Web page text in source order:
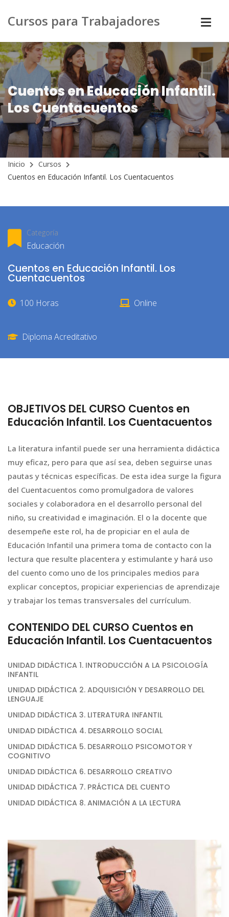
Cursos para Trabajadores
Cuentos en Educación Infantil.
Los Cuentacuentos
Inicio
Cursos
Cuentos en Educación Infantil. Los Cuentacuentos
Categoría
Educación
Cuentos en Educación Infantil. Los
Cuentacuentos
100 Horas Online
Diploma Acreditativo
OBJETIVOS DEL CURSO Cuentos en
Educación Infantil. Los Cuentacuentos
La literatura infantil puede ser una herramienta didáctica
muy eficaz, pero para que así sea, deben seguirse unas
pautas y técnicas específicas. De esta idea surge la figura
del Cuentacuentos como promulgadora de valores
sociales y colaboradora en el desarrollo personal del
niño, su creatividad e imaginación. El o la docente que
desempeñe este rol, ha de propiciar en el aula de
Educación Infantil una primera toma de contacto con la
lectura que resulte placentera y estimulante y hará uso
del cuento como uno de los principales medios para
explicar conceptos, propiciar experiencias de aprendizaje
y trabajar los temas transversales del currículum.
CONTENIDO DEL CURSO Cuentos en
Educación Infantil. Los Cuentacuentos
UNIDAD DIDÁCTICA 1. INTRODUCCIÓN A LA PSICOLOGÍA
INFANTIL
UNIDAD DIDÁCTICA 2. ADQUISICIÓN Y DESARROLLO DEL
LENGUAJE
UNIDAD DIDÁCTICA 3. LITERATURA INFANTIL
UNIDAD DIDÁCTICA 4. DESARROLLO SOCIAL
UNIDAD DIDÁCTICA 5. DESARROLLO PSICOMOTOR Y
COGNITIVO
UNIDAD DIDÁCTICA 6. DESARROLLO CREATIVO
UNIDAD DIDÁCTICA 7. PRÁCTICA DEL CUENTO
UNIDAD DIDÁCTICA 8. ANIMACIÓN A LA LECTURA